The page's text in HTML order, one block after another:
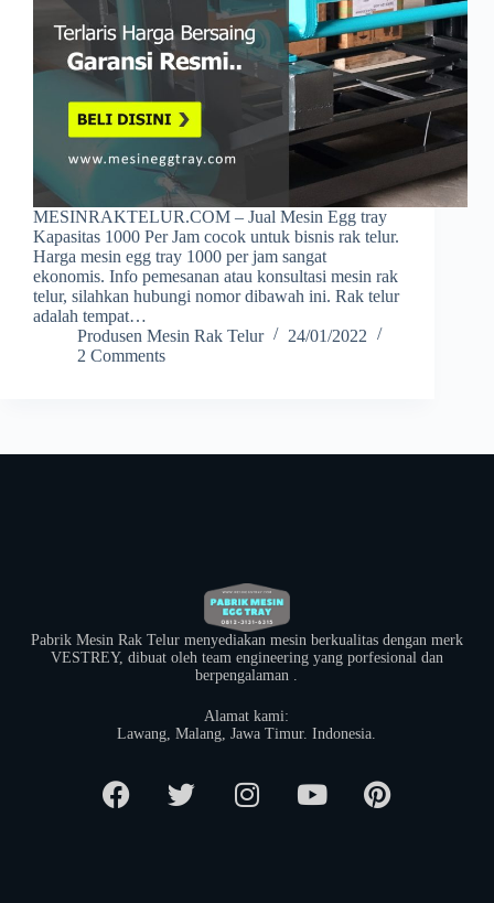
MESINRAKTELUR.COM – Jual Mesin Egg tray
Kapasitas 1000 Per Jam cocok untuk bisnis rak telur.
Harga mesin egg tray 1000 per jam sangat
ekonomis. Info pemesanan atau konsultasi mesin rak
telur, silahkan hubungi nomor dibawah ini. Rak telur
adalah tempat…
Produsen Mesin Rak Telur
24/01/2022
2 Comments
Pabrik Mesin Rak Telur menyediakan mesin berkualitas dengan merk
VESTREY, dibuat oleh team engineering yang porfesional dan
berpengalaman .
Alamat kami:
​Lawang, Malang, Jawa Timur. Indonesia.